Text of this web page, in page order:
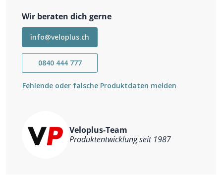
Pike, Revelation, RS-1, SID, Yari
5 WT für Motion Control/Turnkey Dämpfer für 30
Gold/Silver, Bluto, Judy Gold/Silver, Paragon Gold/Silver,
Reba, Recon, Revelation, Sektor, Yari
Wir beraten dich gerne
info@veloplus.ch
0840 444 777
Fehlende oder falsche Produktdaten melden
Veloplus-Team
Produktentwicklung seit 1987